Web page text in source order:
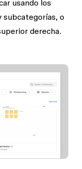
usando los
subcategorías, o
derecha.